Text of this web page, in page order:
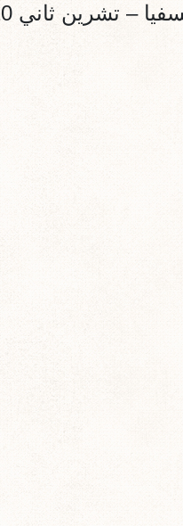
تشرين ثاني 2020)